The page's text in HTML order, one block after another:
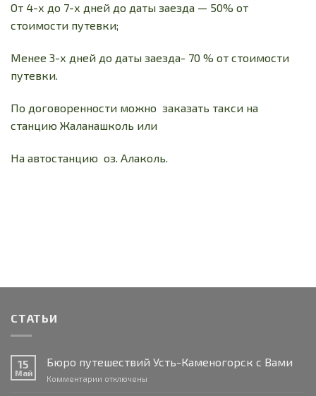
От 4-х до 7-х дней до даты заезда — 50% от
стоимости путевки;
Менее 3-х дней до даты заезда- 70 % от стоимости
путевки.
По договоренности можно заказать такси на
станцию Жаланашколь или
На автостанцию оз. Алаколь.
СТАТЬИ
15
Май
Бюро путешествий Усть-Каменогорск с Вами
Комментарии котключены